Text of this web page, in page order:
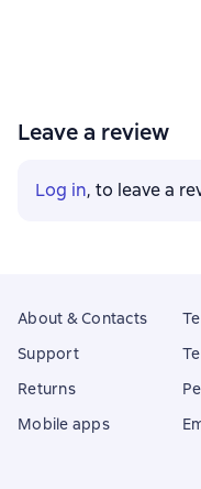
Leave a review
Log in, to leave a
About & Contacts
Support
Returns
Mobile apps